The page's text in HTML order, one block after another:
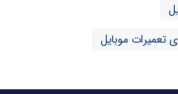
تعمیرات موبایل